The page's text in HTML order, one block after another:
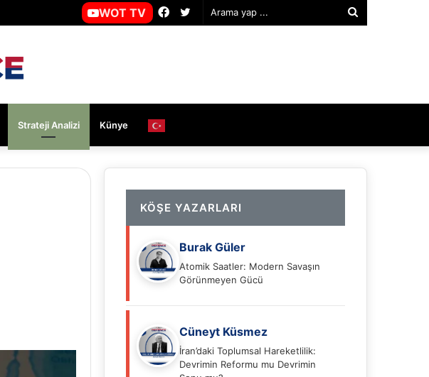
Twitter
Facebook
WOT TV
Strateji Analizi Künye
KÖŞE YAZARLARI
Burak Güler
Atomik Saatler: Modern Savaşın
Görünmeyen Gücü
Cüneyt Küsmez
İran’daki Toplumsal Hareketlilik:
Devrimin Reformu mu Devrimin